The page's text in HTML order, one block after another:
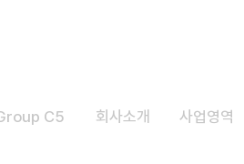
C5 ​회사소개 ​사업영역